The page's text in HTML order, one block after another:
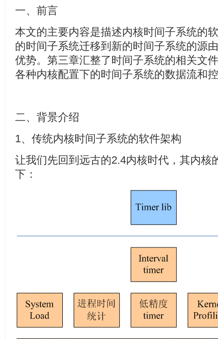
一、前言
本文的主要内容是描述内核时间子系统的
的时间子系统迁移到新的时间子系统的源
优势。第三章汇整了时间子系统的相关文
各种内核配置下的时间子系统的数据流和
二、背景介绍
1、传统内核时间子系统的软件架构
让我们先回到远古的2.4内核时代，其内核
下：